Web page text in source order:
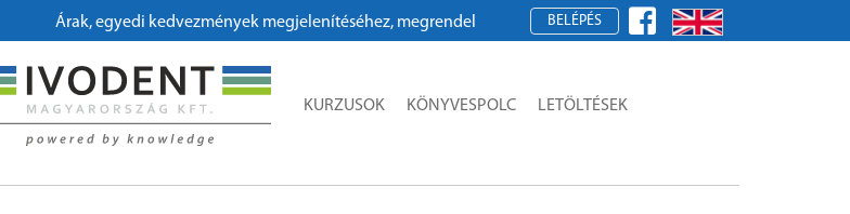
Árak, egyedi kedvezmények megjelenítéséhez, megrendeléshez kérjük, regisztráljon!
BELÉPÉS
KURZUSOK KÖNYVESPOLC LETÖLTÉSEK